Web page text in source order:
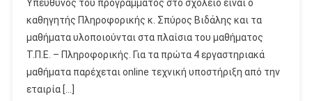
Υπεύθυνος του προγράμματος στο σχολείο είναι ο
καθηγητής Πληροφορικής κ. Σπύρος Βιδάλης και τα
μαθήματα υλοποιούνται στα πλαίσια του μαθήματος
Τ.Π.Ε. – Πληροφορικής. Για τα πρώτα 4 εργαστηριακά
μαθήματα παρέχεται online τεχνική υποστήριξη από την
εταιρία […]